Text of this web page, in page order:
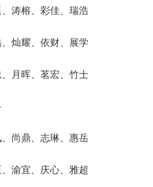
涛榕、彩佳、瑞浩
灿耀、依财、展学
月晖、茗宏、竹士
尚鼎、志琳、惠岳
渝宜、庆心、雅超